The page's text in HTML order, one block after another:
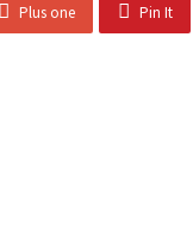
Plus one Pin It